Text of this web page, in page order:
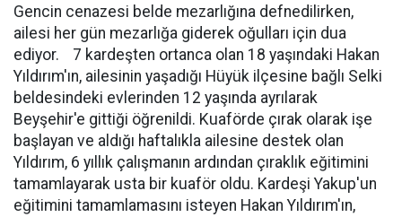
Gencin cenazesi belde mezarlığına defnedilirken,
ailesi her gün mezarlığa giderek oğulları için dua
ediyor. 7 kardeşten ortanca olan 18 yaşındaki Hakan
Yıldırım'ın, ailesinin yaşadığı Hüyük ilçesine bağlı Selki
beldesindeki evlerinden 12 yaşında ayrılarak
Beyşehir'e gittiği öğrenildi. Kuaförde çırak olarak işe
başlayan ve aldığı haftalıkla ailesine destek olan
Yıldırım, 6 yıllık çalışmanın ardından çıraklık eğitimini
tamamlayarak usta bir kuaför oldu. Kardeşi Yakup'un
eğitimini tamamlamasını isteyen Hakan Yıldırım'ın,